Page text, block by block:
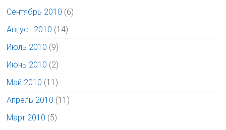
Сентябрь 2010 (6)
Август 2010 (14)
Июль 2010 (9)
Июнь 2010 (2)
Май 2010 (11)
Апрель 2010 (11)
Март 2010 (5)